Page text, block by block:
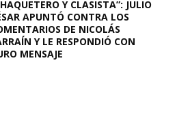
Y CLASISTA”: JULIO
APUNTÓ CONTRA LOS
DE NICOLÁS
Y LE RESPONDIÓ CON
MENSAJE